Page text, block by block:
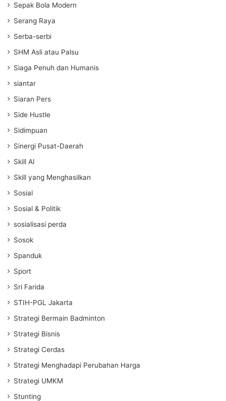
Sepak Bola Modern
Serang Raya
Serba-serbi
SHM Asli atau Palsu
Siaga Penuh dan Humanis
siantar
Siaran Pers
Side Hustle
Sidimpuan
Sinergi Pusat-Daerah
Skill AI
Skill yang Menghasilkan
Sosial
Sosial & Politik
sosialisasi perda
Sosok
Spanduk
Sport
Sri Farida
STIH-PGL Jakarta
Strategi Bermain Badminton
Strategi Bisnis
Strategi Cerdas
Strategi Menghadapi Perubahan Harga
Strategi UMKM
Stunting